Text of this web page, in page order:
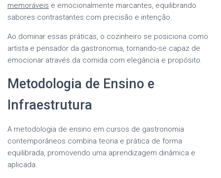
memoráveis e emocionalmente marcantes, equilibrando
sabores contrastantes com precisão e intenção.
Ao dominar essas práticas, o cozinheiro se posiciona como
artista e pensador da gastronomia, tornando-se capaz de
emocionar através da comida com elegância e propósito.
Metodologia de Ensino e
Infraestrutura
A metodologia de ensino em cursos de gastronomia
contemporâneos combina teoria e prática de forma
equilibrada, promovendo uma aprendizagem dinâmica e
aplicada.